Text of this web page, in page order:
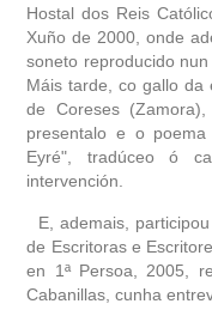
Hostal dos Reis
Xuño de 2000, onde
soneto reproducido
Máis tarde, co gallo da
de Coreses
presentalo e o
Eyré", tradúceo ó
intervención.
E, ademais,
de Escritoras e
en 1ª Persoa, 2005,
Cabanillas, cunha